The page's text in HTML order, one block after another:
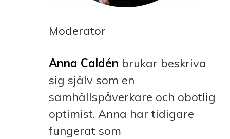
Moderator
Anna Caldén brukar beskriva
sig själv som en
samhällspåverkare och obotlig
optimist. Anna har tidigare
fungerat som